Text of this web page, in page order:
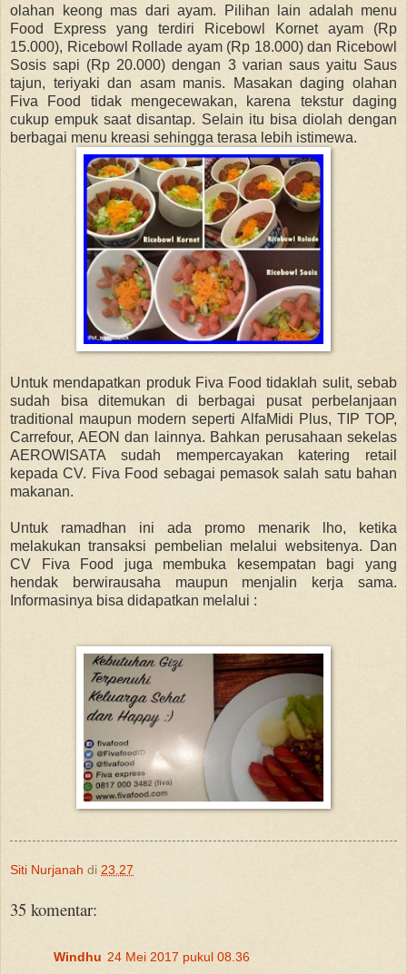
olahan keong mas dari ayam. Pilihan lain adalah menu
Food Express yang terdiri Ricebowl Kornet ayam (Rp
15.000), Ricebowl Rollade ayam (Rp 18.000) dan Ricebowl
Sosis sapi (Rp 20.000) dengan 3 varian saus yaitu Saus
tajun, teriyaki dan asam manis. Masakan daging olahan
Fiva Food tidak mengecewakan, karena tekstur daging
cukup empuk saat disantap. Selain itu bisa diolah dengan
berbagai menu kreasi sehingga terasa lebih istimewa.
Untuk mendapatkan produk Fiva Food tidaklah sulit, sebab
sudah bisa ditemukan di berbagai pusat perbelanjaan
traditional maupun modern seperti AlfaMidi Plus, TIP TOP,
Carrefour, AEON dan lainnya. Bahkan perusahaan sekelas
AEROWISATA sudah mempercayakan katering retail
kepada CV. Fiva Food sebagai pemasok salah satu bahan
makanan.
Untuk ramadhan ini ada promo menarik lho, ketika
melakukan transaksi pembelian melalui websitenya. Dan
CV Fiva Food juga membuka kesempatan bagi yang
hendak berwirausaha maupun menjalin kerja sama.
Informasinya bisa didapatkan melalui :
Siti Nurjanah di 23.27
35 komentar:
Windhu 24 Mei 2017 pukul 08.36